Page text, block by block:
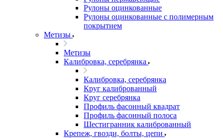
Рулоны оцинкованные
Рулоны оцинкованные с полимерным
покрытием
Метизы
Метизы
Калибровка, серебрянка
Калибровка, серебрянка
Круг калиброванный
Круг серебрянка
Профиль фасонный квадрат
Профиль фасонный полоса
Шестигранник калиброванный
Крепеж, гвозди, болты, цепи